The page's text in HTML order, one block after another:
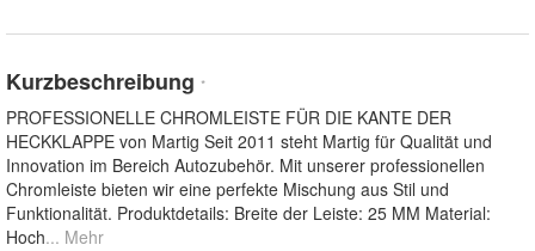
Kurzbeschreibung *
PROFESSIONELLE CHROMLEISTE FÜR DIE KANTE DER
HECKKLAPPE von Martig Seit 2011 steht Martig für Qualität und
Innovation im Bereich Autozubehör. Mit unserer professionellen
Chromleiste bieten wir eine perfekte Mischung aus Stil und
Funktionalität. Produktdetails: Breite der Leiste: 25 MM Material:
Hoch... Mehr